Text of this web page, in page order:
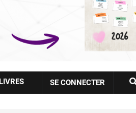
LIVRES
Votre
compte
SE CONNECTER